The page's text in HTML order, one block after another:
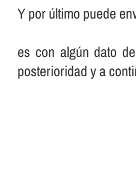
Y por último puede
es con algún dato
posterioridad y a